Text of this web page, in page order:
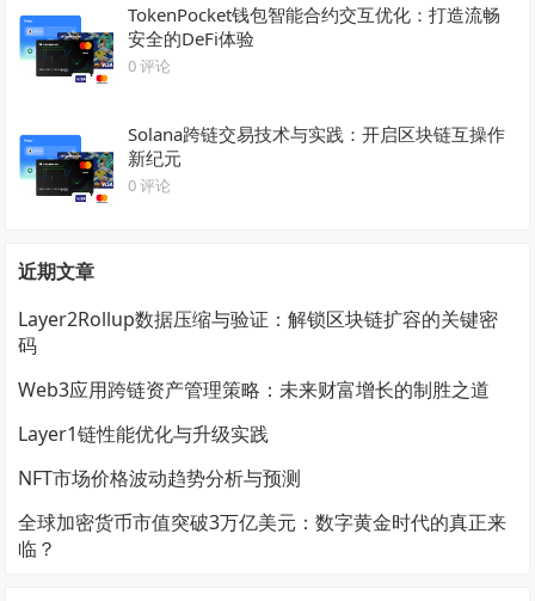
TokenPocket钱包智能合约交互优化：打造流畅
安全的DeFi体验
0 评论
Solana跨链交易技术与实践：开启区块链互操作
新纪元
0 评论
近期文章
Layer2Rollup数据压缩与验证：解锁区块链扩容的关键密
码
Web3应用跨链资产管理策略：未来财富增长的制胜之道
Layer1链性能优化与升级实践
NFT市场价格波动趋势分析与预测
全球加密货币市值突破3万亿美元：数字黄金时代的真正来
临？